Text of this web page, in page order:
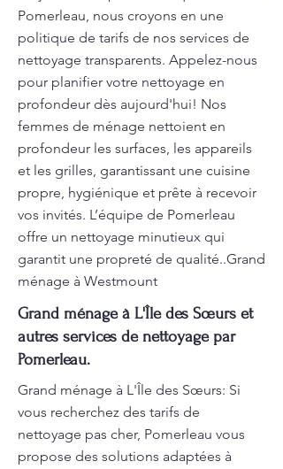
Pomerleau, nous croyons en une
politique de tarifs de nos services de
nettoyage transparents. Appelez-nous
pour planifier votre nettoyage en
profondeur dès aujourd'hui! Nos
femmes de ménage nettoient en
profondeur les surfaces, les appareils
et les grilles, garantissant une cuisine
propre, hygiénique et prête à recevoir
vos invités. L’équipe de Pomerleau
offre un nettoyage minutieux qui
garantit une propreté de qualité..Grand
ménage à Westmount
Grand ménage à L'Île des Sœurs et
autres services de nettoyage par
Pomerleau.
Grand ménage à L'Île des Sœurs: Si
vous recherchez des tarifs de
nettoyage pas cher, Pomerleau vous
propose des solutions adaptées à